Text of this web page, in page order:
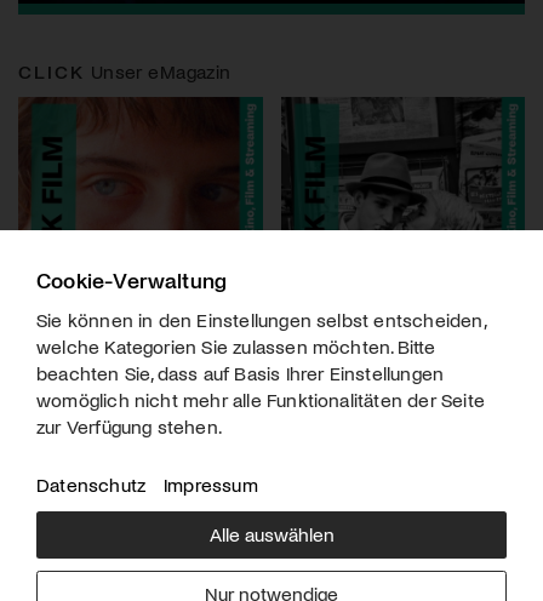
CLICK Unser eMagazin
Über uns
Downloads
Werben
Impressum
Cookie-Verwaltung
Sie können in den Einstellungen selbst entscheiden,
welche Kategorien Sie zulassen möchten. Bitte
beachten Sie, dass auf Basis Ihrer Einstellungen
womöglich nicht mehr alle Funktionalitäten der Seite
zur Verfügung stehen.
Datenschutz Impressum
Alle auswählen
Nur notwendige